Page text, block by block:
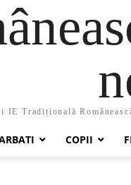
IE Tradițională
COPII